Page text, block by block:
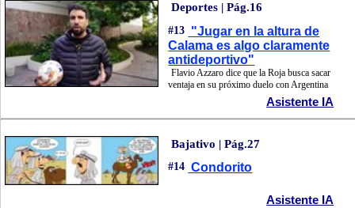
Deportes | Pág.16
#13 "Jugar en la altura de
Calama es algo claramente
antideportivo"
Flavio Azzaro dice que la Roja busca sacar
ventaja en su próximo duelo con Argentina
Asistente IA
Bajativo | Pág.27
#14 Condorito
Asistente IA